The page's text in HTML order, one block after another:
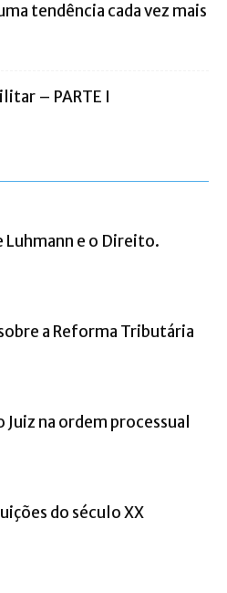
tendência cada vez mais
– PARTE I
Luhmann e o Direito.
a Reforma Tributária
Juiz na ordem processual
do século XX